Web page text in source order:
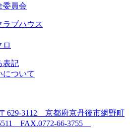
委員会
ラブハウス
ロ
表記
について